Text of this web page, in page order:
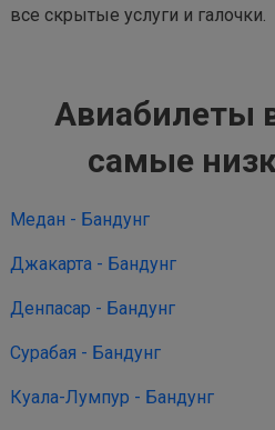
все скрытые услуги и галочки.
Авиабилеты
самые
Медан - Бандунг
Джакарта - Бандунг
Денпасар - Бандунг
Сурабая - Бандунг
Куала-Лумпур - Бандунг